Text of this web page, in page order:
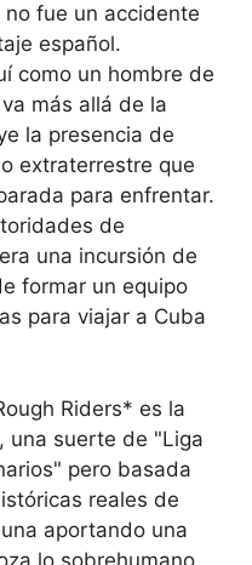
fue un accidente
español.
como un hombre de
más allá de la
la presencia de
extraterrestre que
para enfrentar.
de
una incursión de
formar un equipo
para viajar a Cuba
Riders* es la
una suerte de "Liga
pero basada
reales de
aportando una
lo sobrehumano.